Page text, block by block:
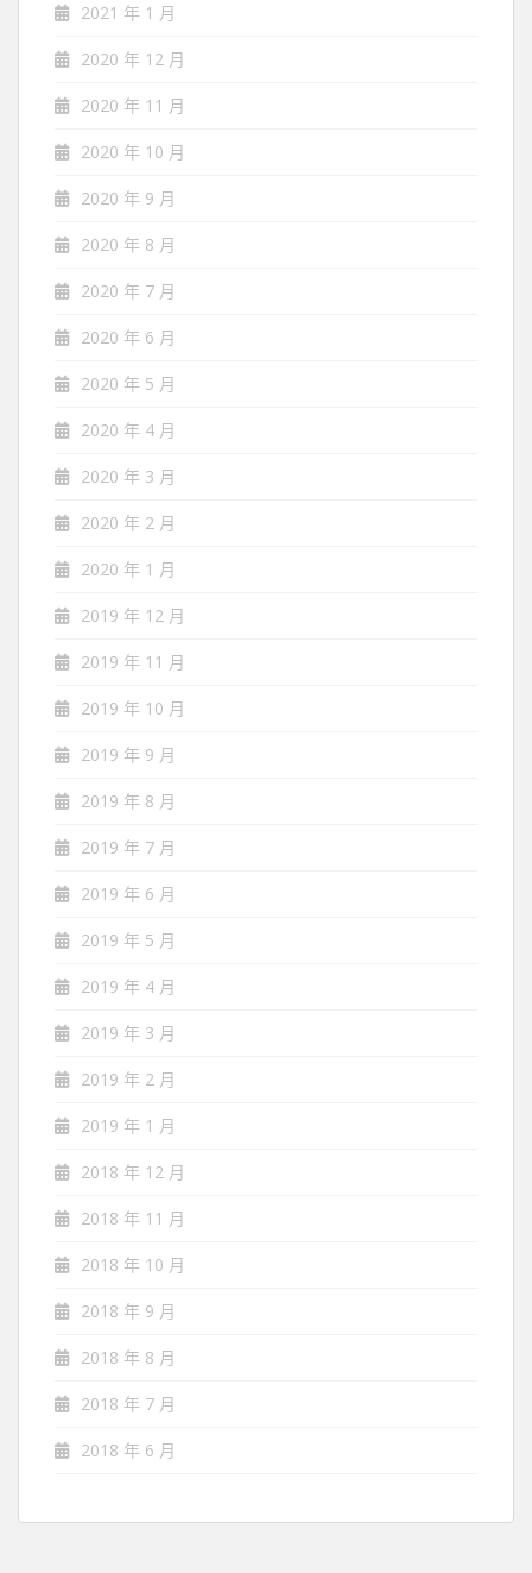
2021 年 1 月
2020 年 12 月
2020 年 11 月
2020 年 10 月
2020 年 9 月
2020 年 8 月
2020 年 7 月
2020 年 6 月
2020 年 5 月
2020 年 4 月
2020 年 3 月
2020 年 2 月
2020 年 1 月
2019 年 12 月
2019 年 11 月
2019 年 10 月
2019 年 9 月
2019 年 8 月
2019 年 7 月
2019 年 6 月
2019 年 5 月
2019 年 4 月
2019 年 3 月
2019 年 2 月
2019 年 1 月
2018 年 12 月
2018 年 11 月
2018 年 10 月
2018 年 9 月
2018 年 8 月
2018 年 7 月
2018 年 6 月